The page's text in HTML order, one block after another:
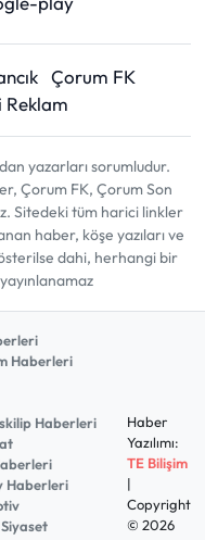
Çorum FK
Reklam
yazarları sorumludur.
Çorum FK, Çorum Son
Sitedeki tüm harici linkler
haber, köşe yazıları ve
dahi, herhangi bir
Haberleri
Haberleri
Haberleri
Siyaset
Haber
Yazılımı:
TE Bilişim
|
Copyright
© 2026